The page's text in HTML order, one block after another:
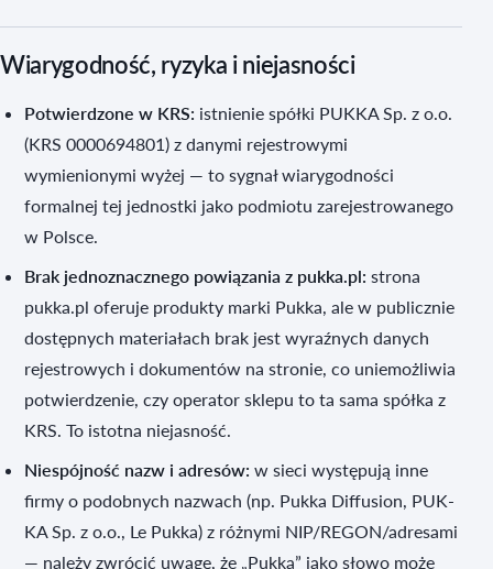
Wiarygodność, ryzyka i niejasności
Potwierdzone w KRS: istnienie spółki PUKKA Sp. z o.o.
(KRS 0000694801) z danymi rejestrowymi
wymienionymi wyżej — to sygnał wiarygodności
formalnej tej jednostki jako podmiotu zarejestrowanego
w Polsce.
Brak jednoznacznego powiązania z pukka.pl: strona
pukka.pl oferuje produkty marki Pukka, ale w publicznie
dostępnych materiałach brak jest wyraźnych danych
rejestrowych i dokumentów na stronie, co uniemożliwia
potwierdzenie, czy operator sklepu to ta sama spółka z
KRS. To istotna niejasność.
Niespójność nazw i adresów: w sieci występują inne
firmy o podobnych nazwach (np. Pukka Diffusion, PUK-
KA Sp. z o.o., Le Pukka) z różnymi NIP/REGON/adresami
— należy zwrócić uwagę, że „Pukka” jako słowo może